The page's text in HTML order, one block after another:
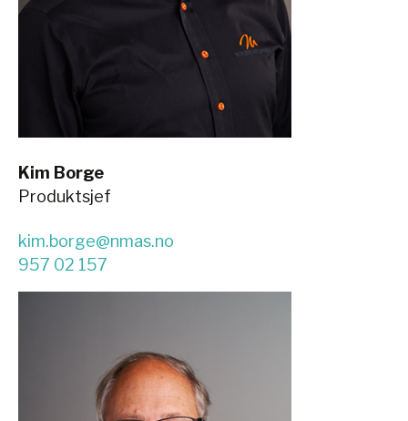
Kim Borge
Produktsjef
kim.borge@nmas.no
957 02 157